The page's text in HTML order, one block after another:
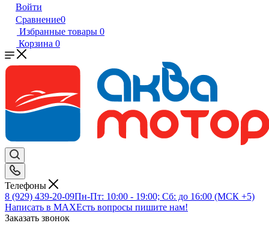
Войти
Сравнение0
Избранные товары 0
Корзина 0
Телефоны
8 (929) 439-20-09Пн-Пт: 10:00 - 19:00; Сб: до 16:00 (МСК +5)
Написать в MAXЕсть вопросы пишите нам!
Заказать звонок